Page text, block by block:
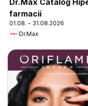
Dr.Max Catalog
farmacii
01.08. - 31.08.2026
Dr.Max